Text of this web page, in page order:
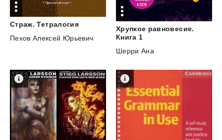
Страж. Тетралогия
Пехов Алексей Юрьевич
Хрупкое равновесие.
Книга 1
Шерри Ана